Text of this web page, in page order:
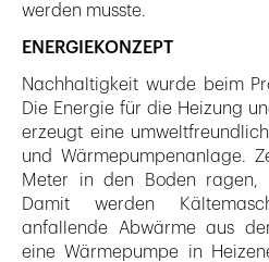
werden musste.
ENERGIEKONZEPT
Nachhaltigkeit wurde beim
Die Energie für die Heizung
erzeugt eine
und Wärmepumpenanlage.
Meter in den Boden ragen,
Damit werden
anfallende Abwärme aus
eine Wärmepumpe in